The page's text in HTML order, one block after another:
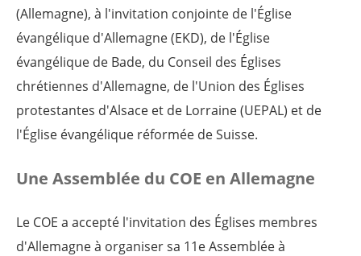
(Allemagne), à l'invitation conjointe de l'Église
évangélique d'Allemagne (EKD), de l'Église
évangélique de Bade, du Conseil des Églises
chrétiennes d'Allemagne, de l'Union des Églises
protestantes d'Alsace et de Lorraine (UEPAL) et de
l'Église évangélique réformée de Suisse.
Une Assemblée du COE en Allemagne
Le COE a accepté l'invitation des Églises membres
d'Allemagne à organiser sa 11e Assemblée à